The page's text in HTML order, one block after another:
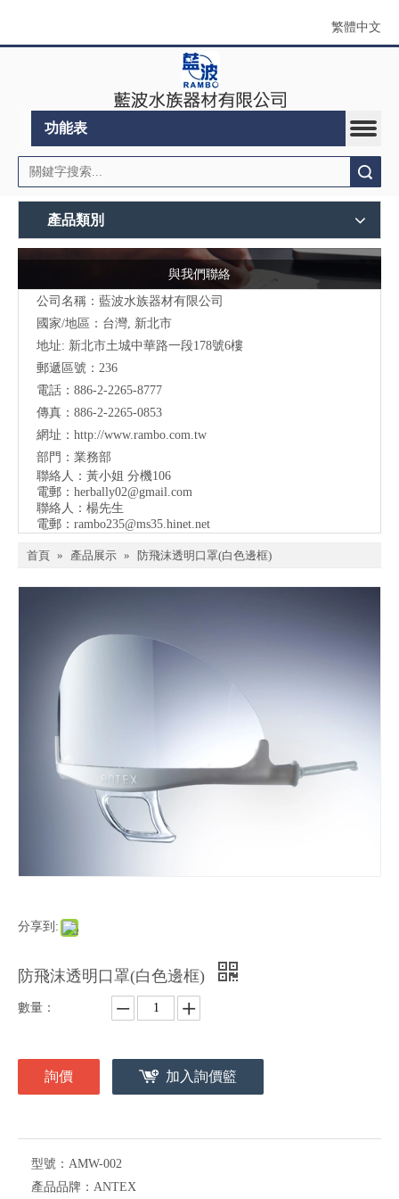
繁體中文
功能表
產品類別
與我們聯絡
公司名稱：藍波水族器材有限公司
國家/地區：台灣, 新北市
地址: 新北市土城中華路一段178號6樓
郵遞區號：236
電話：886-2-2265-8777
傳真：886-2-2265-0853
網址： http://www.rambo.com.tw
部門：業務部
聯絡人：黃小姐 分機106
電郵： herbally02@gmail.com
聯絡人：楊先生
電郵： rambo235@ms35.hinet.net
首頁 » 產品展示 » 防飛沫透明口罩(白色邊框)
分享到:
防飛沫透明口罩(白色邊框)
數量：
詢價 加入詢價籃
型號： AMW-002
產品品牌： ANTEX